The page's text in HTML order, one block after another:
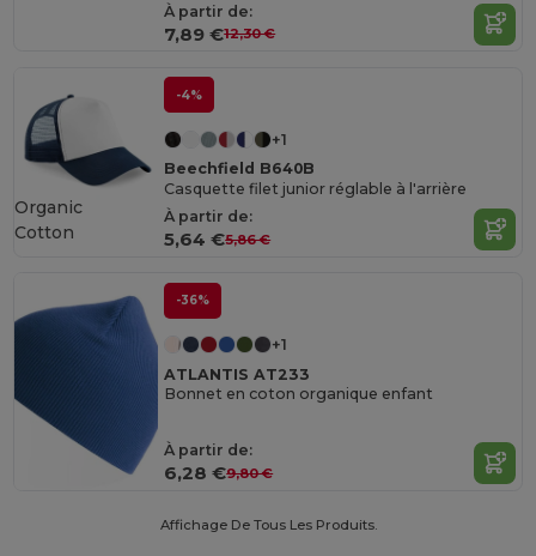
À partir de:
7,89 €12,30 €
-4%
+1
Beechfield B640B
Casquette filet junior réglable à l'arrière
À partir de:
5,64 €5,86 €
Organic
Cotton
-36%
+1
ATLANTIS AT233
Bonnet en coton organique enfant
À partir de:
6,28 €9,80 €
Affichage De Tous Les Produits.